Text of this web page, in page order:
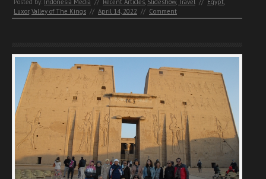
Posted by: Indonesia Media // Recent Articles, Slideshow,Travel // Egypt,
Luxor,Valley of The Kings // April 14, 2022 // Comment